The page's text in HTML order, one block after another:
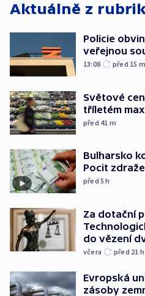
Aktuálně z
Policie
veřejnou
13:08 před 15 m
Světové
tříletém
před 41 m
Bulharsko
Pocit
před 5h
Za dotační
do vězení
včera před 21 h
Evropská
zásoby